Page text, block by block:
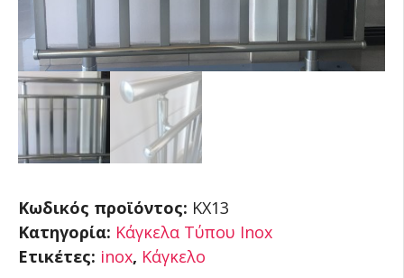
Κωδικός προϊόντος: KX13
Κατηγορία: Κάγκελα Τύπου Inox
Ετικέτες: inox, Κάγκελο